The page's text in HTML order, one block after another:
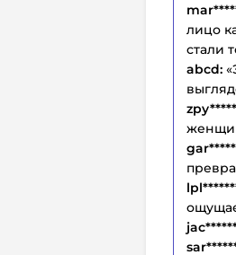
лицо
стали
abcd: